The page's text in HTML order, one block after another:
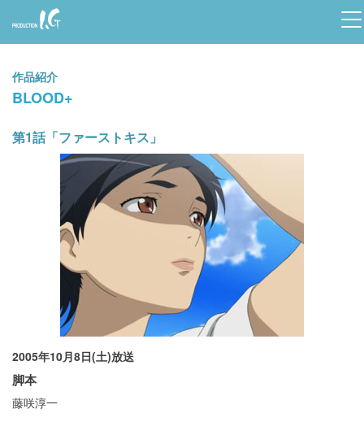
Prod
uctio
n I.G
作品紹介
BLOOD+
第1話「ファーストキス」
2005年10月8日(土)放送
脚本
藤咲淳一